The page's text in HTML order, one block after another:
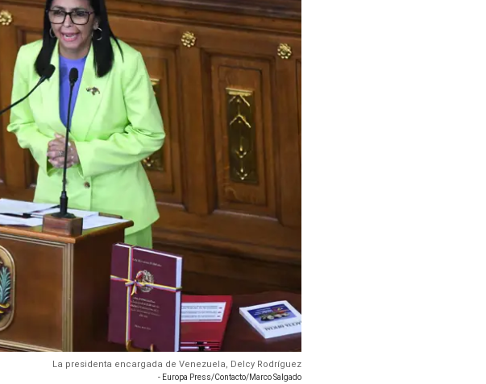
La presidenta encargada de Venezuela, Delcy Rodríguez
- Europa Press/Contacto/Marco Salgado